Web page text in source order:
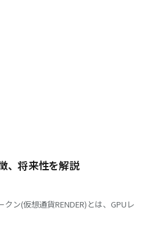
、将来性を解説
ン(仮想通貨RENDER)とは、GPUレ